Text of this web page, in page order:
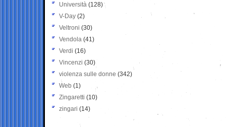
Università (128)
V-Day (2)
Veltroni (30)
Vendola (41)
Verdi (16)
Vincenzi (30)
violenza sulle donne (342)
Web (1)
Zingaretti (10)
zingari (14)